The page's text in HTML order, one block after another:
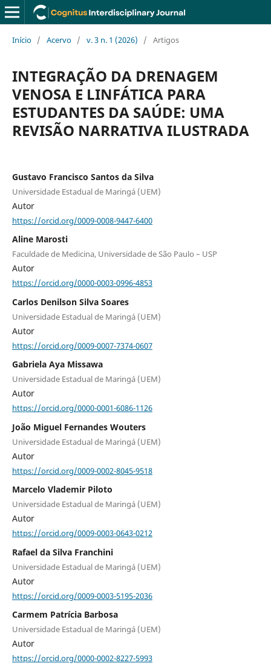
Início / Acervo / v. 3 n. 1 (2026) / Artigos
INTEGRAÇÃO DA DRENAGEM
VENOSA E LINFÁTICA PARA
ESTUDANTES DA SAÚDE: UMA
REVISÃO NARRATIVA ILUSTRADA
Gustavo Francisco Santos da Silva
Universidade Estadual de Maringá (UEM)
Autor
https://orcid.org/0009-0008-9447-6400
Aline Marosti
Faculdade de Medicina, Universidade de São Paulo – USP
Autor
https://orcid.org/0000-0003-0996-4853
Carlos Denilson Silva Soares
Universidade Estadual de Maringá (UEM)
Autor
https://orcid.org/0009-0007-7374-0607
Gabriela Aya Missawa
Universidade Estadual de Maringá (UEM)
Autor
https://orcid.org/0000-0001-6086-1126
João Miguel Fernandes Wouters
Universidade Estadual de Maringá (UEM)
Autor
https://orcid.org/0009-0002-8045-9518
Marcelo Vlademir Piloto
Universidade Estadual de Maringá (UEM)
Autor
https://orcid.org/0009-0003-0643-0212
Rafael da Silva Franchini
Universidade Estadual de Maringá (UEM)
Autor
https://orcid.org/0009-0003-5195-2036
Carmem Patrícia Barbosa
Universidade Estadual de Maringá (UEM)
Autor
https://orcid.org/0000-0002-8227-5993